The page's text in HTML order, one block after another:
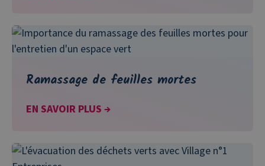
Ramassage de feuilles mortes
EN SAVOIR PLUS →